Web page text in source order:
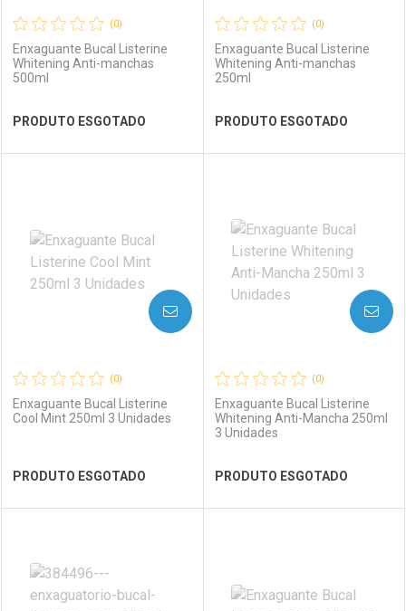
Ver Desconto Convênio Ver Desconto Convênio
(0)
Enxaguante Bucal Listerine
Whitening Anti-manchas
500ml
PRODUTO ESGOTADO
Laboratório
Ver Desconto Convênio
Por Menos
(0)
Enxaguante Bucal Listerine
Whitening Anti-manchas
250ml
PRODUTO ESGOTADO
Laboratório
Ver Desconto Convênio
Por Menos
(0)
Enxaguante Bucal Listerine
Cool Mint 250ml 3 Unidades
PRODUTO ESGOTADO
AVISE-ME
Laboratório
Por Menos
(0)
Enxaguante Bucal Listerine
Whitening Anti-Mancha 250ml
3 Unidades
PRODUTO ESGOTADO
AVISE-ME
Laboratório
Por Menos